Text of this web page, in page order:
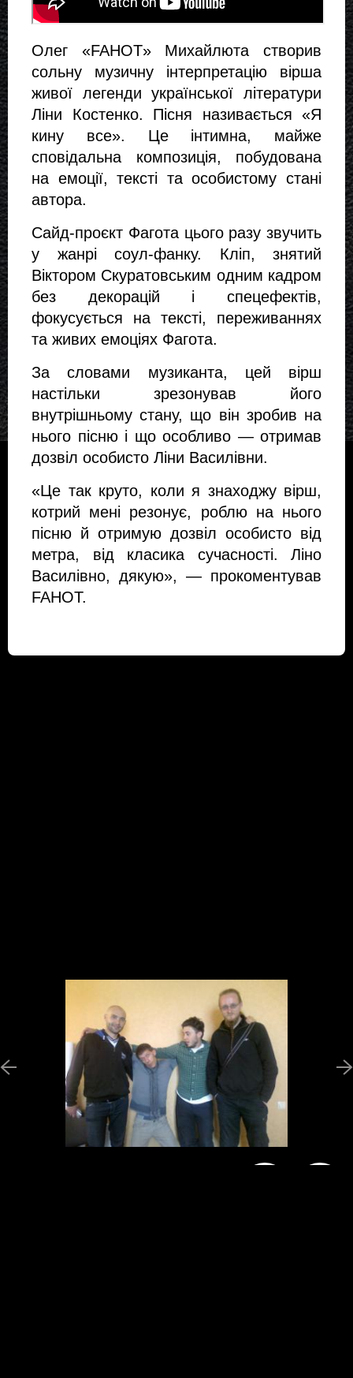
Олег «FAHOT» Михайлюта створив
сольну музичну інтерпретацію вірша
живої легенди української літератури
Ліни Костенко. Пісня називається «Я
кину все». Це інтимна, майже
сповідальна композиція, побудована
на емоції, тексті та особистому стані
автора.
Сайд-проєкт Фагота цього разу звучить
у жанрі соул-фанку. Кліп, знятий
Віктором Скуратовським одним кадром
без декорацій і спецефектів,
фокусується на тексті, переживаннях
та живих емоціях Фагота.
За словами музиканта, цей вірш
настільки зрезонував його
внутрішньому стану, що він зробив на
нього пісню і що особливо — отримав
дозвіл особисто Ліни Василівни.
«Це так круто, коли я знаходжу вірш,
котрий мені резонує, роблю на нього
пісню й отримую дозвіл особисто від
метра, від класика сучасності. Ліно
Василівно, дякую», — прокоментував
FAHOT.